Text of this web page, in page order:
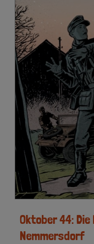
Oktober 44:
Nemmersdorf